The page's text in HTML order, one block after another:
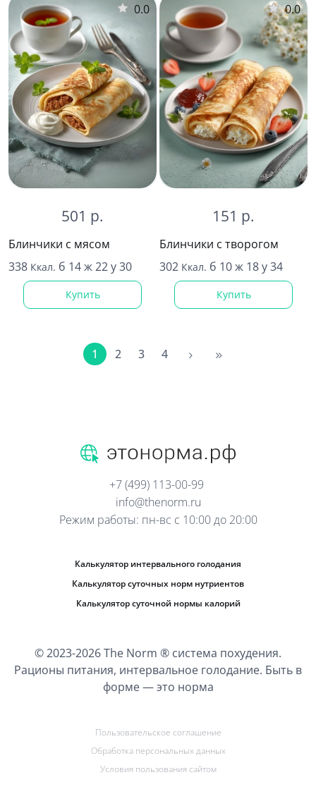
501 р.
Блинчики с мясом
338 Ккал. б 14 ж 22 у 30
0.0
Купить
151 р.
Блинчики с творогом
302 Ккал. б 10 ж 18 у 34
0.0
Купить
1 2 3 4
+7 (499) 113-00-99
info@thenorm.ru
Режим работы: пн-вс с 10:00 до 20:00
Калькулятор интервального голодания
Калькулятор суточных норм нутриентов
Калькулятор суточной нормы калорий
© 2023-2026 The Norm ® система похудения.
Рационы питания, интервальное голодание. Быть в
форме — это норма
Пользовательское соглашение
Обработка персональных данных
Условия пользования сайтом